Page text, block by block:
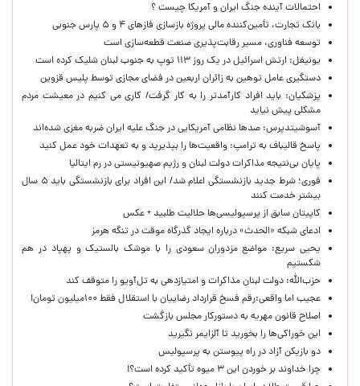
احتمالات آینده جنگ ایران و آمریکا چیست ؟
بانک تجارت، تأمین‌کننده مالی پروژه بازسازی فازهای ۴ و ۵ پارس جنوبی
توسعه فناوری، مسیر رقابت‌پذیری صنعت قطعه‌سازی است
یونیفل: ارتش اسرائیل در یک روز ۱۱۳ توپ به جنوب لبنان شلیک کرده است
دستگیری عامل توهین به زائران اربعین در فضای مجازی توسط پلیس قزوین
پزشکیان: باید افراد کارآمدتر را به کار گرفت/ کاری می کنیم در معیشت مردم
مشکلی پیش نیاید
آسوشیتدپرس: صدها نظامی آمریکایی در جنگ علیه ایران ضربه مغزی شده‌اند
پاسخ قالیباف به ترامپ: واقعیت‌ها را بپذیرید و به تعهدات خود عمل کنید
پایان بی‌نتیجه مذاکرات دولت لبنان و رژیم صهیونیستی در رم ایتالیا
فوری؛ شرط جدید بازنشستگی اعلام شد/ این افراد برای بازنشستگی باید ۵ سال
بیشتر خدمت کنند
کاپیتان سابق از پرسپولیسی‌ها حلالیت طلبید + عکس
ادعای شبکه «الحدث» درباره ایجاد گذرگاه موقت در تنگه هرمز
یحیی سریع: مواضع مزدوران سعودی را با موشک بالستیک و پهپاد در هم
شکستیم
حزب‌الله: دولت لبنان مذاکرات و امتیازدهی به تل‌آویو را متوقف کند
عجیب اما واقعی:رقم فسخ قرارداد رضاییان با استقلال فقط ۱۰۰میلیون تومان!
اصلاح قانون مهریه به دستورکار مجلس بازگشت
این خوراکی‌ها را بخورید تا آلزایمر نگیرید
دو بازیکن آزاد در راه پیوستن به پرسپولیس
چرا خداوند بر خوردن این ۳ میوه تأکید کرده است؟!